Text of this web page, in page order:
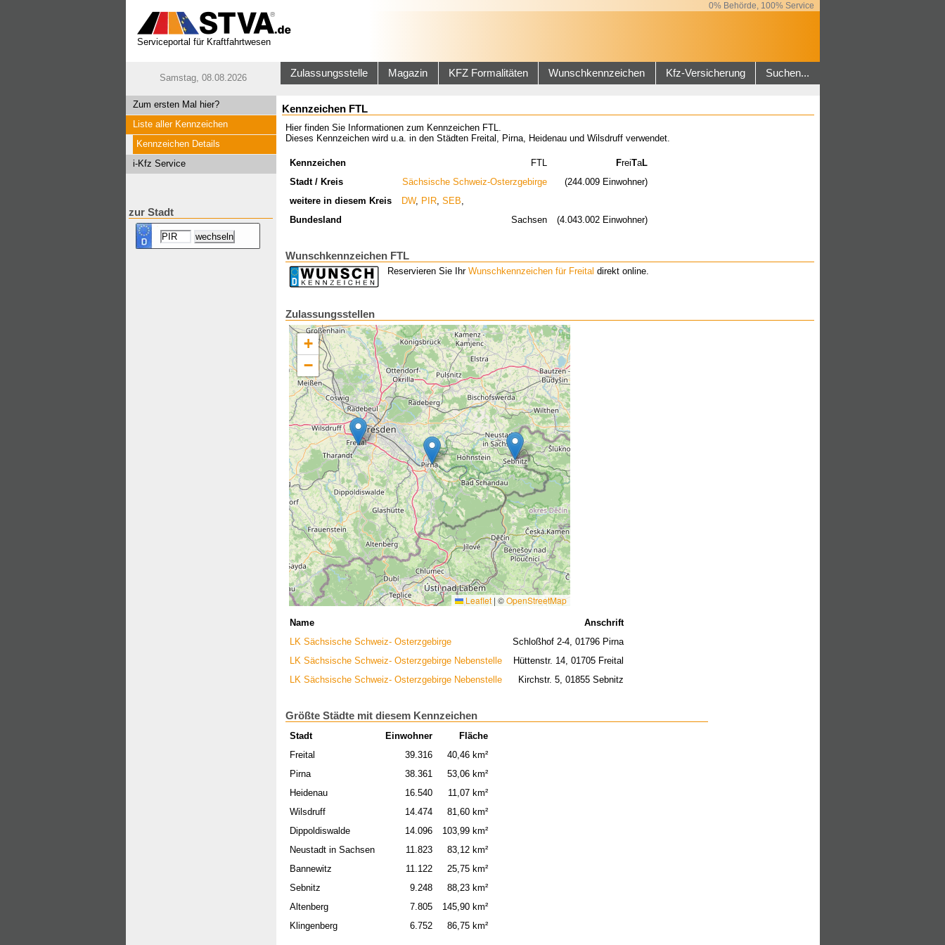
0% Behörde, 100% Service
Serviceportal für Kraftfahrtwesen
Samstag, 08.08.2026 Zulassungsstelle Magazin KFZ Formalitäten Wunschkennzeichen Kfz-Versicherung Suchen...
Zum ersten Mal hier?
Liste aller Kennzeichen
Kennzeichen Details
i-Kfz Service
zur Stadt
Kennzeichen FTL
Hier finden Sie Informationen zum Kennzeichen FTL.
Dieses Kennzeichen wird u.a. in den Städten Freital, Pirna, Heidenau und Wilsdruff verwendet.
Kennzeichen FTL FreiTaL
Stadt / Kreis
Sächsische Schweiz-Osterzgebirge
(244.009 Einwohner)
weitere in diesem Kreis
DW, PIR ,SEB
Bundesland
Sachsen (4.043.002 Einwohner)
Wunschkennzeichen FTL
Reservieren Sie Ihr Wunschkennzeichen für Freital direkt online.
Zulassungsstellen
+
−
Leaflet | ©OpenStreetMap
Name
Anschrift
LK Sächsische Schweiz- Osterzgebirge
Schloßhof 2-4, 01796 Pirna
LK Sächsische Schweiz- Osterzgebirge Nebenstelle
Hüttenstr. 14, 01705 Freital
LK Sächsische Schweiz- Osterzgebirge Nebenstelle
Kirchstr. 5, 01855 Sebnitz
Größte Städte mit diesem Kennzeichen
Stadt Einwohner
Fläche
Freital
39.316
40,46 km²
Pirna
38.361
53,06 km²
Heidenau
16.540
11,07 km²
Wilsdruff
14.474
81,60 km²
Dippoldiswalde
14.096
103,99 km²
Neustadt in Sachsen
11.823
83,12 km²
Bannewitz
11.122
25,75 km²
Sebnitz
9.248
88,23 km²
Altenberg
7.805
145,90 km²
Klingenberg
6.752 86,75 km²